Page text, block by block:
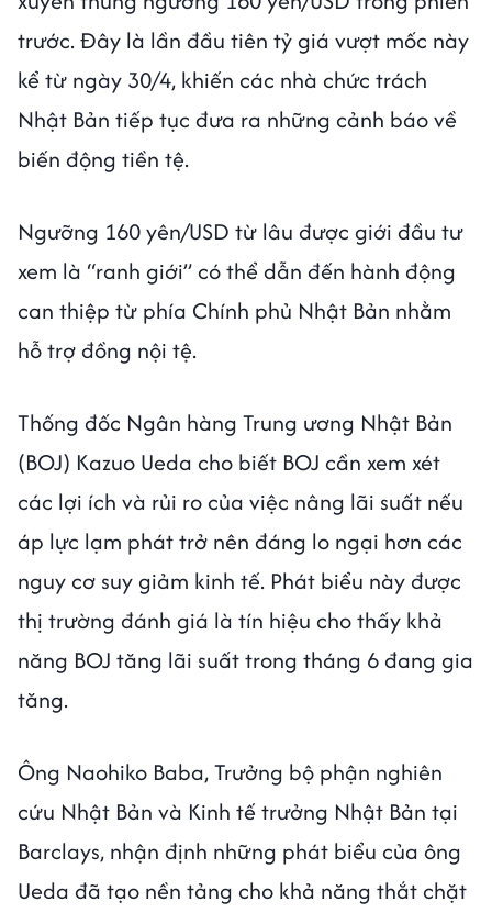
trước. Đây là lần đầu tiên tỷ giá vượt mốc này
kể từ ngày 30/4, khiến các nhà chức trách
Nhật Bản tiếp tục đưa ra những cảnh báo về
biến động tiền tệ.
Ngưỡng 160 yên/USD từ lâu được giới đầu tư
xem là “ranh giới” có thể dẫn đến hành động
can thiệp từ phía Chính phủ Nhật Bản nhằm
hỗ trợ đồng nội tệ.
Thống đốc Ngân hàng Trung ương Nhật Bản
(BOJ) Kazuo Ueda cho biết BOJ cần xem xét
các lợi ích và rủi ro của việc nâng lãi suất nếu
áp lực lạm phát trở nên đáng lo ngại hơn các
nguy cơ suy giảm kinh tế. Phát biểu này được
thị trường đánh giá là tín hiệu cho thấy khả
năng BOJ tăng lãi suất trong tháng 6 đang gia
tăng.
Ông Naohiko Baba, Trưởng bộ phận nghiên
cứu Nhật Bản và Kinh tế trưởng Nhật Bản tại
Barclays, nhận định những phát biểu của ông
Ueda đã tạo nền tảng cho khả năng thắt chặt